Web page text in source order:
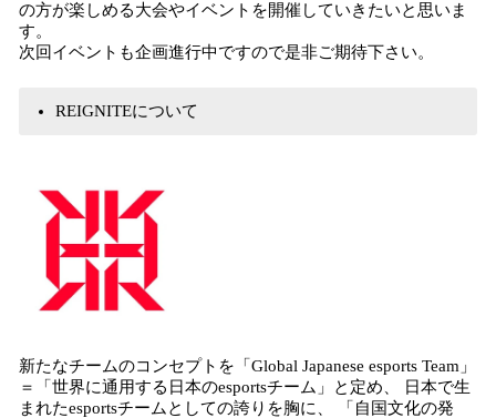
の方が楽しめる大会やイベントを開催していきたいと思いま
す。
次回イベントも企画進行中ですので是非ご期待下さい。
REIGNITEについて
新たなチームのコンセプトを「Global Japanese esports Team」
＝「世界に通用する日本のesportsチーム」と定め、 日本で生
まれたesportsチームとしての誇りを胸に、 「自国文化の発